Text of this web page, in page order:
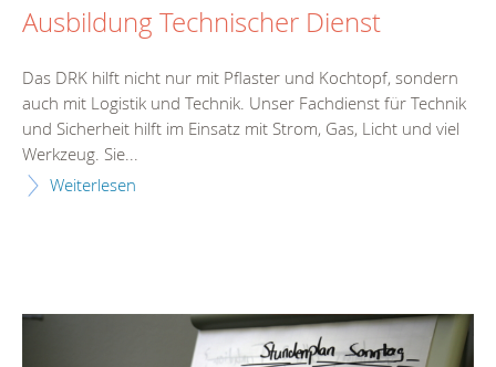
Ausbildung Technischer Dienst
Das DRK hilft nicht nur mit Pflaster und Kochtopf, sondern
auch mit Logistik und Technik. Unser Fachdienst für Technik
und Sicherheit hilft im Einsatz mit Strom, Gas, Licht und viel
Werkzeug. Sie...
Weiterlesen